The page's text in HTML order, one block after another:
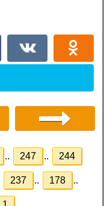
.. 247 .. 244
237 .. 178 ..